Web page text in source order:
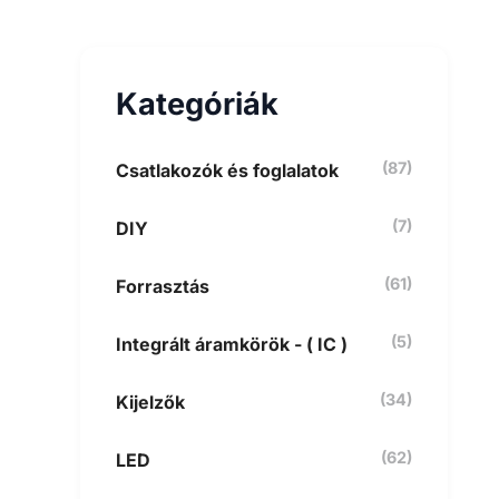
a
k
v
k
ő
e
Kategóriák
Csatlakozók és foglalatok (87)
DIY (7)
Forrasztás (61)
Integrált áramkörök - ( IC ) (5)
Kijelzők (34)
LED (62)